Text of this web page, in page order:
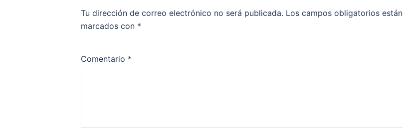
Tu dirección de correo electrónico no será publicada. Los campos obligatorios están
marcados con *
Comentario *